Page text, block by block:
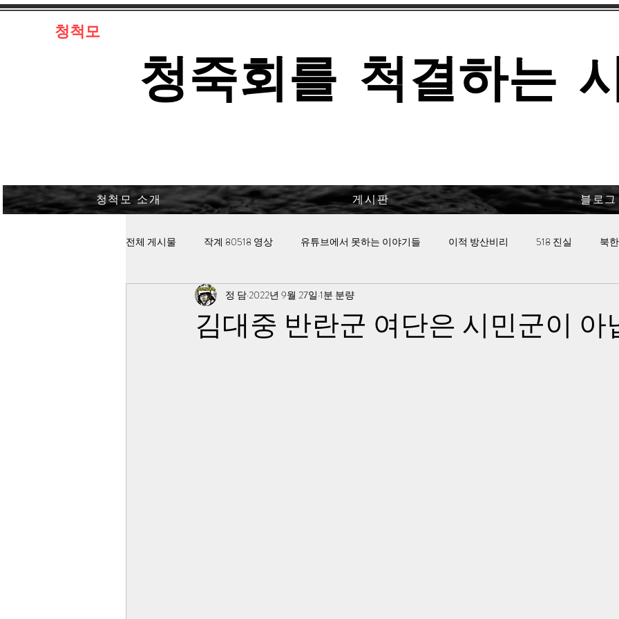
​청척모
청죽회를 척결하는
청척모 소개 게시판 블로그
전체 게시물 작계 80518 영상 유튜브에서 못하는 이야기들 이적 방산비리 518 진실 북
김대중 북한경찰 납치고문 안보 핫이슈
김대중 반란군 여단은 시민군이 아
정 담2022년 9월 27일 1분 분량